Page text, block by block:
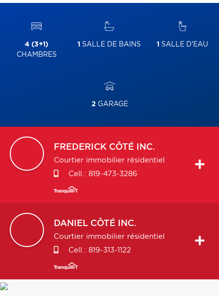
4 (3+1)
CHAMBRES
1 SALLE DE BAINS 1 SALLE D'EAU
2GARAGE
FREDERICK CÔTÉ INC.
Courtier immobilier résidentiel
Cell.: 819-473-3286
DANIEL CÔTÉ INC.
Courtier immobilier résidentiel
Cell.: 819-313-1122